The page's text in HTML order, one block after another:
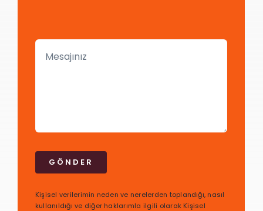
GÖNDER
Kişisel verilerimin neden ve nerelerden toplandığı, nasıl
kullanıldığı ve diğer haklarımla ilgili olarak Kişisel